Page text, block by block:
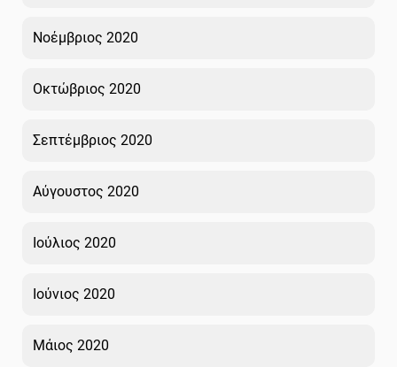
Νοέμβριος 2020
Οκτώβριος 2020
Σεπτέμβριος 2020
Αύγουστος 2020
Ιούλιος 2020
Ιούνιος 2020
Μάιος 2020